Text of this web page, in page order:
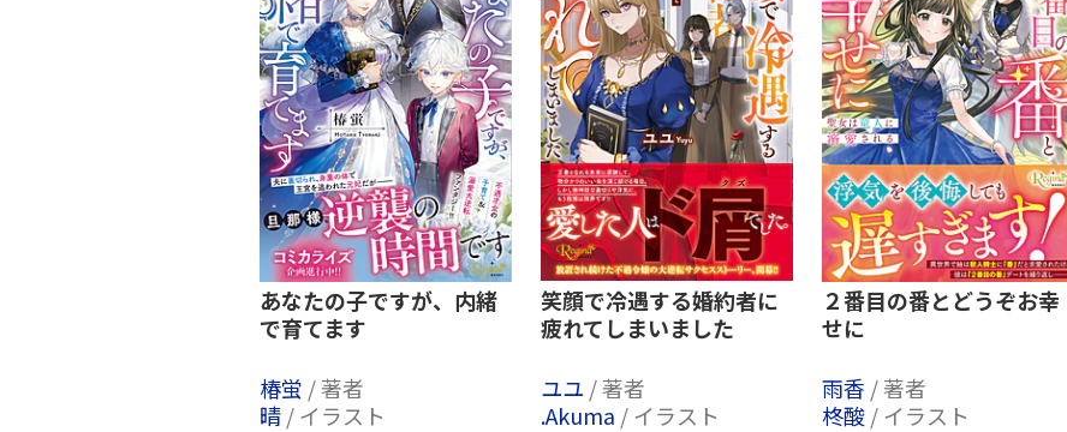
あなたの子ですが、内緒
で育てます
椿蛍 / 著者
晴/ イラスト
笑顔で冷遇する婚約者に
疲れてしまいました
ユユ / 著者
.Akuma / イラスト
２番目の番とどうぞお幸
せに
雨香 / 著者
柊酸/ イラスト